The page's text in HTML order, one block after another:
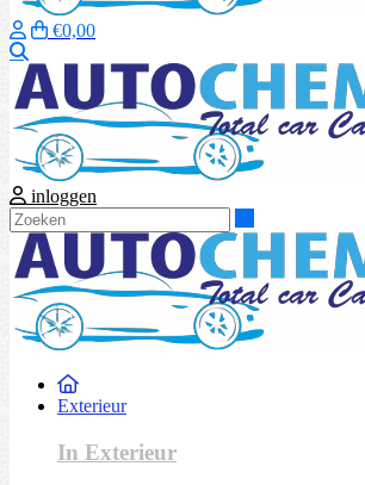
€0,00
inloggen
Exterieur
In Exterieur